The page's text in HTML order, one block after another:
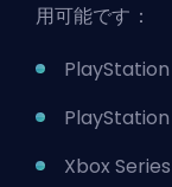
用可能です：
Xbox